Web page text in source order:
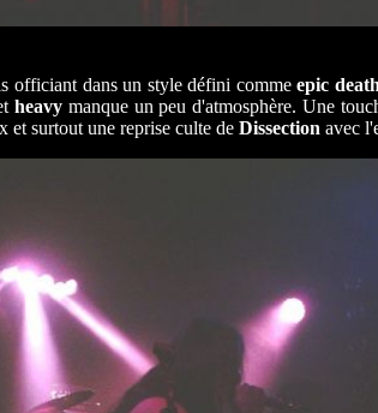
officiant dans un style défini commeepic
heavymanque un peu d'atmosphère. Une
et surtout une reprise culte de Dissection avec